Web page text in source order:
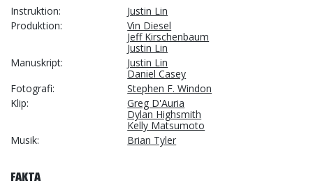
Instruktion
Justin Lin
Produktion
Vin Diesel
Jeff Kirschenbaum
Justin Lin
Manuskript
Justin Lin
Daniel Casey
Fotografi
Stephen F. Windon
Klip
Greg D'Auria
Dylan Highsmith
Kelly Matsumoto
Musik
Brian Tyler
FAKTA